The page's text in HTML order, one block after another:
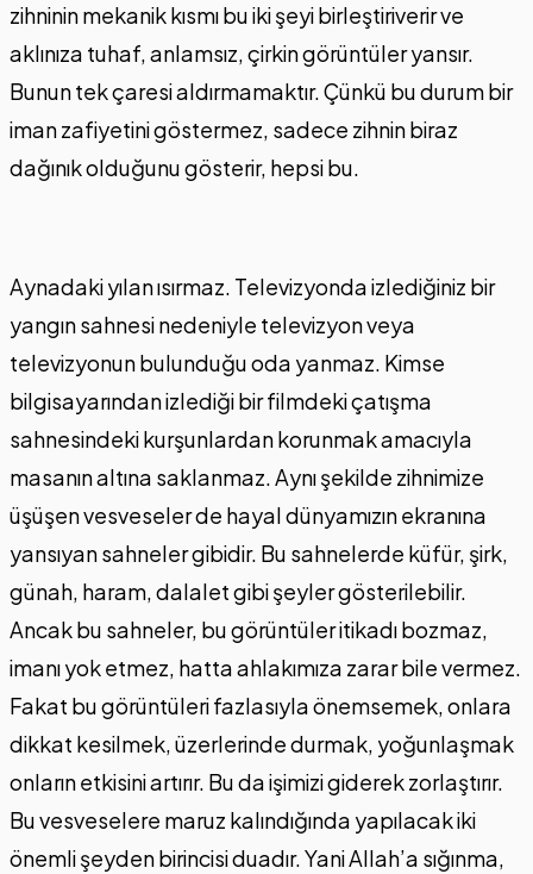
zihninin mekanik kısmı bu iki şeyi birleştiriverir ve
aklınıza tuhaf, anlamsız, çirkin görüntüler yansır.
Bunun tek çaresi aldırmamaktır. Çünkü bu durum bir
iman zafiyetini göstermez, sadece zihnin biraz
dağınık olduğunu gösterir, hepsi bu.
Aynadaki yılan ısırmaz. Televizyonda izlediğiniz bir
yangın sahnesi nedeniyle televizyon veya
televizyonun bulunduğu oda yanmaz. Kimse
bilgisayarından izlediği bir filmdeki çatışma
sahnesindeki kurşunlardan korunmak amacıyla
masanın altına saklanmaz. Aynı şekilde zihnimize
üşüşen vesveseler de hayal dünyamızın ekranına
yansıyan sahneler gibidir. Bu sahnelerde küfür, şirk,
günah, haram, dalalet gibi şeyler gösterilebilir.
Ancak bu sahneler, bu görüntüler itikadı bozmaz,
imanı yok etmez, hatta ahlakımıza zarar bile vermez.
Fakat bu görüntüleri fazlasıyla önemsemek, onlara
dikkat kesilmek, üzerlerinde durmak, yoğunlaşmak
onların etkisini artırır. Bu da işimizi giderek zorlaştırır.
Bu vesveselere maruz kalındığında yapılacak iki
önemli şeyden birincisi duadır. Yani Allah’a sığınma,